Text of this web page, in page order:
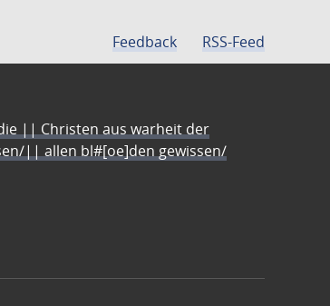
Feedback RSS-Feed
|| Christen aus warheit der
|| allen bl#[oe]den gewissen/